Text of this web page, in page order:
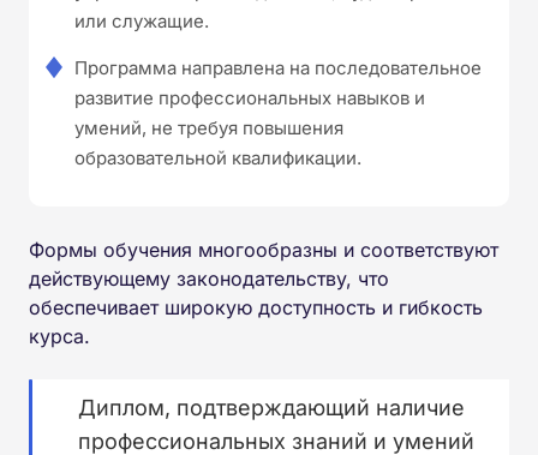
или служащие.
Программа направлена на последовательное
развитие профессиональных навыков и
умений, не требуя повышения
образовательной квалификации.
Формы обучения многообразны и соответствуют
действующему законодательству, что
обеспечивает широкую доступность и гибкость
курса.
Диплом, подтверждающий наличие
профессиональных знаний и умений